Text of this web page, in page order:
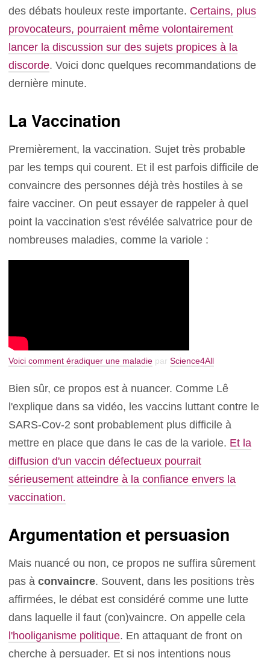
des débats houleux reste importante. Certains, plus
provocateurs, pourraient même volontairement
lancer la discussion sur des sujets propices à la
discorde. Voici donc quelques recommandations de
dernière minute.
La Vaccination
Premièrement, la vaccination. Sujet très probable
par les temps qui courent. Et il est parfois difficile de
convaincre des personnes déjà très hostiles à se
faire vacciner. On peut essayer de rappeler à quel
point la vaccination s'est révélée salvatrice pour de
nombreuses maladies, comme la variole :
Voici comment éradiquer une maladie parScience4All
Bien sûr, ce propos est à nuancer. Comme Lê
l'explique dans sa vidéo, les vaccins luttant contre le
SARS-Cov-2 sont probablement plus difficile à
mettre en place que dans le cas de la variole. Et la
diffusion d'un vaccin défectueux pourrait
sérieusement atteindre à la confiance envers la
vaccination.
Argumentation et persuasion
Mais nuancé ou non, ce propos ne suffira sûrement
pas àconvaincre. Souvent, dans les positions très
affirmées, le débat est considéré comme une lutte
dans laquelle il faut (con)vaincre. On appelle cela
l'hooliganisme politique. En attaquant de front on
cherche à persuader. Et si nos intentions nous